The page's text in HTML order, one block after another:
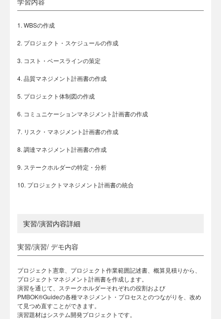
1. WBSの作成
2. プロジェクト・スケジュールの作成
3. コスト・ベースラインの策定
4. 品質マネジメント計画書の作成
5. プロジェクト体制図の作成
6. コミュニケーションマネジメント計画書の作成
7. リスク・マネジメント計画書の作成
8. 調達マネジメント計画書の作成
9. ステークホルダーの特定・分析
10. プロジェクトマネジメント計画書の統合
実習/演習内容詳細
実習/演習/ デモ内容
プロジェクト憲章、プロジェクト作業範囲記述書、概算見積りから、
プロジェクトマネジメント計画書を作成します。
演習を通じて、ステークホルダーそれぞれの役割および
PMBOK®Guideの各種マネジメント・プロセスとのつながりを、改め
て見つめ直すことができます。
演習題材はシステム開発プロジェクトです。